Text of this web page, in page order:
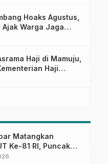
Hoaks Agustus,
Warga Jaga
Haji di Mamuju,
Haji
Matangkan
Ke-81 RI, Puncak
Ahmad